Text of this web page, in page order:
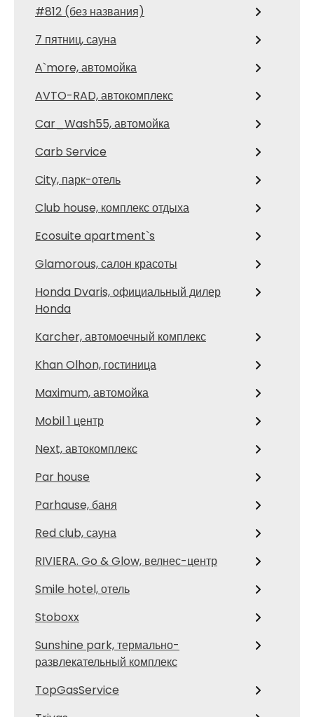
#812 (без названия)
7 пятниц, сауна
A`more, автомойка
AVTO-RAD, автокомплекс
Car_Wash55, автомойка
Carb Service
City, парк-отель
Club house, комплекс отдыха
Ecosuite apartment`s
Glamorous, салон красоты
Honda Dvaris, официальный дилер
Honda
Karcher, автомоечный комплекс
Khan Olhon, гостиница
Maximum, автомойка
Mobil 1 центр
Next, автокомплекс
Par house
Parhause, баня
Red сlub, сауна
RIVIERA. Go & Glow, велнес-центр
Smile hotel, отель
Stoboxx
Sunshine park, термально-
развлекательный комплекс
TopGasService